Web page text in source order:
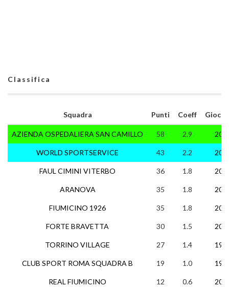
Classifica
Squadra
AZIENDA OSPEDALIERA SAN CAMILLO
WORLD SPORTSERVICE
FAUL CIMINI VITERBO
ARANOVA
FIUMICINO 1926
FORTE BRAVETTA
TORRINO VILLAGE
CLUB SPORT ROMA SQUADRA B
REAL FIUMICINO
Punti Coeff
58 2.9 20
43 2.2 20
36 1.8 20
35 1.8 20
35 1.8 20
30 1.5 20
27 1.4 19
19 1.0 19
12 0.6 20